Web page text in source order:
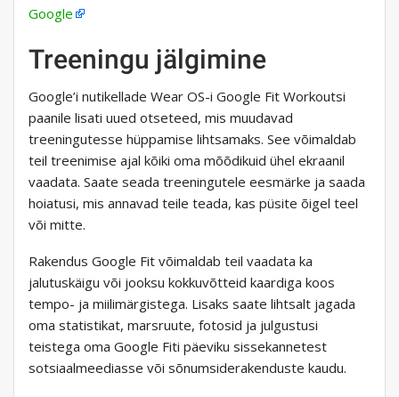
Google
Treeningu jälgimine
Google’i nutikellade Wear OS-i Google Fit Workoutsi
paanile lisati uued otseteed, mis muudavad
treeningutesse hüppamise lihtsamaks. See võimaldab
teil treenimise ajal kõiki oma mõõdikuid ühel ekraanil
vaadata. Saate seada treeningutele eesmärke ja saada
hoiatusi, mis annavad teile teada, kas püsite õigel teel
või mitte.
Rakendus Google Fit võimaldab teil vaadata ka
jalutuskäigu või jooksu kokkuvõtteid kaardiga koos
tempo- ja miilimärgistega. Lisaks saate lihtsalt jagada
oma statistikat, marsruute, fotosid ja julgustusi
teistega oma Google Fiti päeviku sissekannetest
sotsiaalmeediasse või sõnumsiderakenduste kaudu.